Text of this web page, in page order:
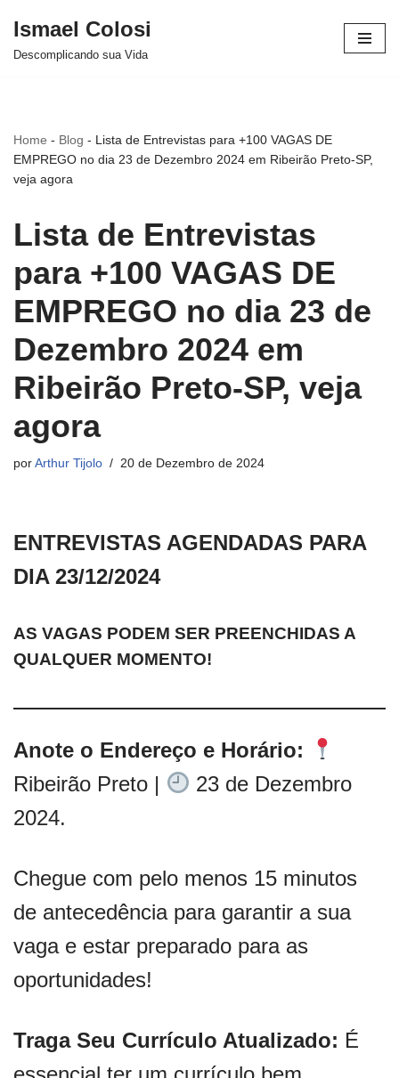
Avançar
Ismael Colosi
Descomplicando sua Vida
Home - Blog - Lista de Entrevistas para +100 VAGAS DE
EMPREGO no dia 23 de Dezembro 2024 em Ribeirão Preto-SP,
veja agora
Lista de Entrevistas
para +100 VAGAS DE
EMPREGO no dia 23 de
Dezembro 2024 em
Ribeirão Preto-SP, veja
agora
por Arthur Tijolo 20 de Dezembro de 2024
ENTREVISTAS AGENDADAS PARA
DIA 23/12/2024
AS VAGAS PODEM SER PREENCHIDAS A
QUALQUER MOMENTO!
Anote o Endereço e Horário:
Ribeirão Preto |
23 de Dezembro
2024.
Chegue com pelo menos 15 minutos
de antecedência para garantir a sua
vaga e estar preparado para as
oportunidades!
Traga Seu Currículo Atualizado: É